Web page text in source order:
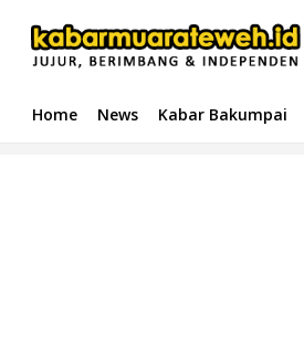
Home News Kabar Bakumpai